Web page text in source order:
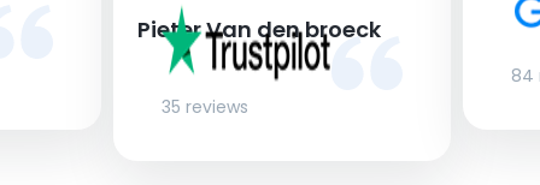
Pieter Van den broeck
35 reviews
84